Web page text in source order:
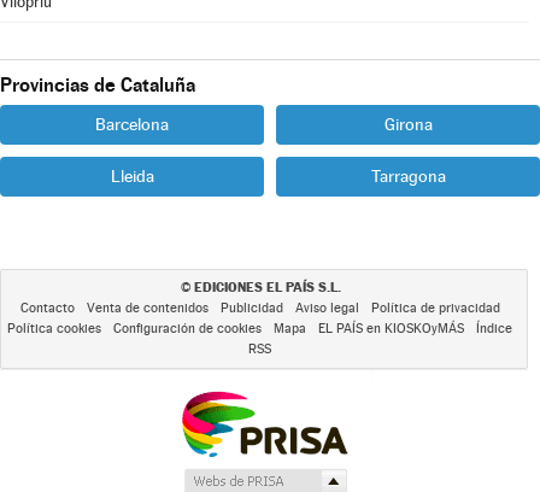
Provincias de Cataluña
Barcelona Girona
Lleida Tarragona
© EDICIONES EL PAÍS S.L.
Contacto Venta de contenidos Publicidad Aviso legal
Política de privacidad
Política cookies
Configuración de cookies Mapa EL PAÍS en KIOSKOyMÁS
Índice
RSS